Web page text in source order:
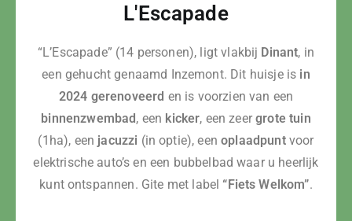
L'Escapade
“L’Escapade” (14 personen), ligt vlakbij Dinant, in
een gehucht genaamd Inzemont. Dit huisje is in
2024 gerenoveerd en is voorzien van een
binnenzwembad, een kicker, een zeergrote tuin
(1ha), een jacuzzi (in optie), eenoplaadpuntvoor
elektrische auto’s en een bubbelbad waar u heerlijk
kunt ontspannen. Gite met label “Fiets Welkom”.